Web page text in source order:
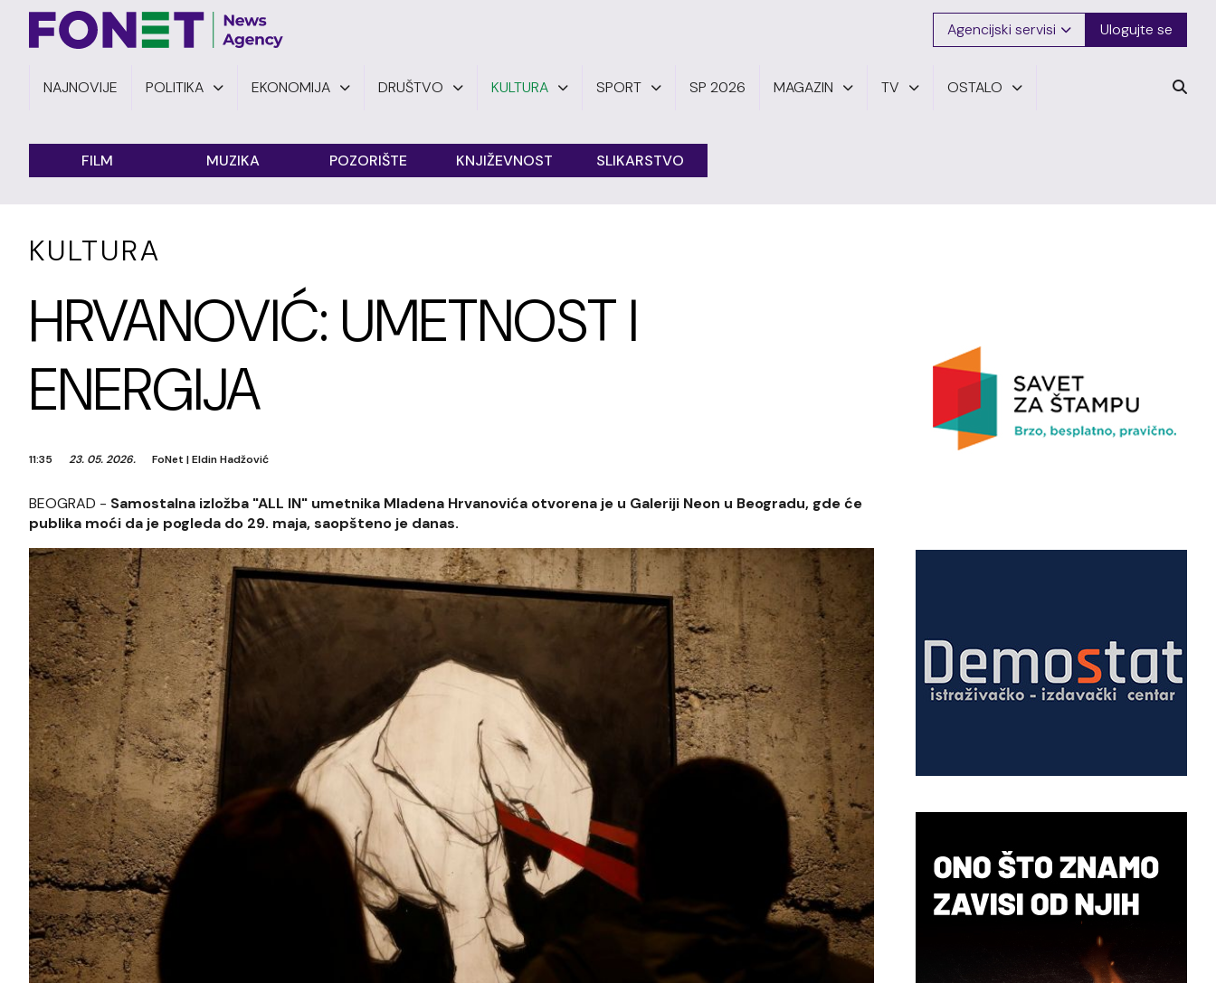
Agencijski servisi Ulogujte se
NAJNOVIJE POLITIKA EKONOMIJA DRUŠTVO KULTURA SPORT SP 2026 MAGAZIN TV OSTALO
FILM MUZIKA POZORIŠTE KNJIŽEVNOST SLIKARSTVO
KULTURA
HRVANOVIĆ: UMETNOST I
ENERGIJA
11:35 23. 05. 2026. FoNet |Eldin Hadžović
BEOGRAD - Samostalna izložba "ALL IN" umetnika Mladena Hrvanovića otvorena je u Galeriji Neon u Beogradu, gde će
publika moći da je pogleda do 29. maja, saopšteno je danas.